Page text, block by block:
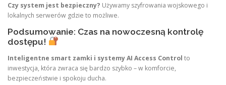
Czy system jest bezpieczny? Używamy szyfrowania wojskowego i
lokalnych serwerów gdzie to możliwe.
Podsumowanie: Czas na nowoczesną kontrolę
dostępu!
Inteligentne smart zamki i systemy AI Access Control to
inwestycja, która zwraca się bardzo szybko – w komforcie,
bezpieczeństwie i spokoju ducha.